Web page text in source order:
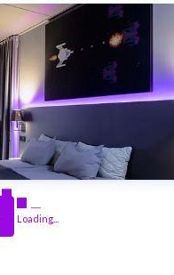
Loading...